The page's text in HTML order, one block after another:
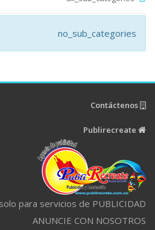
no_sub_categories
para servicios de PUBLICIDAD
ANUNCIE CON NOSOTROS